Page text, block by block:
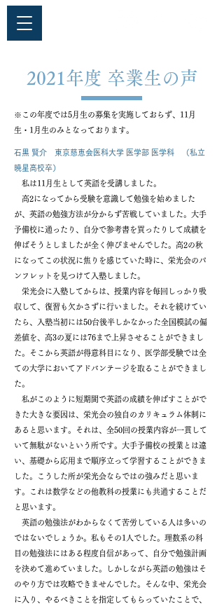
2021年度 卒業生の声
​※この年度では5月生の募集を実施しておらず、11月
生・1月生のみとなっております。
石黒 賢介 東京慈恵会医科大学 医学部 医学科 （私立
暁星高校卒）
私は11月生として英語を受講しました。
高2になってから受験を意識して勉強を始めました
が、英語の勉強方法が分からず苦戦していました。大手
予備校に通ったり、自分で参考書を買ったりして成績を
伸ばそうとしましたが全く伸びませんでした。高2の秋
になってこの状況に焦りを感じていた時に、栄光会のパ
ンフレットを見つけて入塾しました。
栄光会に入塾してからは、授業内容を毎回しっかり吸
収して、復習も欠かさずに行いました。それを続けてい
たら、入塾当初には50台後半しかなかった全国模試の偏
差値を、高3の夏には76まで上昇させることができまし
た。そこから英語が得意科目になり、医学部受験では全
ての大学においてアドバンテージを取ることができまし
た。
私がこのように短期間で英語の成績を伸ばすことがで
きた大きな要因は、栄光会の独自のカリキュラム体制に
あると思います。それは、全50回の授業内容が一貫して
いて無駄がないという所です。大手予備校の授業とは違
い、基礎から応用まで順序立って学習することができま
した。こうした所が栄光会ならではの強みだと思いま
す。これは数学などの他教科の授業にも共通することだ
と思います。
英語の勉強法がわからなくて苦労している人は多いの
ではないでしょうか。私もその1人でした。理数系の科
目の勉強法にはある程度自信があって、自分で勉強計画
を決めて進めていました。しかしながら英語の勉強はそ
のやり方では攻略できませんでした。そんな中、栄光会
に入り、やるべきことを指定してもらっていたことで、